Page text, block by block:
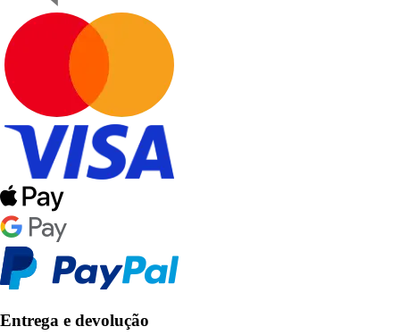
Entrega e devolução